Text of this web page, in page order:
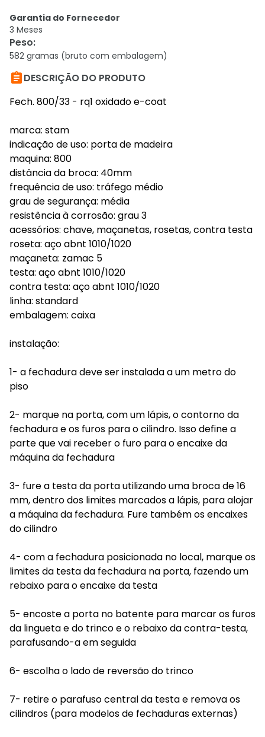
Garantia do Fornecedor
3 Meses
Peso:
582 gramas (bruto com embalagem)
DESCRIÇÃO DO PRODUTO
Fech. 800/33 - rq1 oxidado e-coat
marca: stam
indicação de uso: porta de madeira
maquina: 800
distância da broca: 40mm
frequência de uso: tráfego médio
grau de segurança: média
resistência à corrosão: grau 3
acessórios: chave, maçanetas, rosetas, contra testa
roseta: aço abnt 1010/1020
maçaneta: zamac 5
testa: aço abnt 1010/1020
contra testa: aço abnt 1010/1020
linha: standard
embalagem: caixa
instalação:
1- a fechadura deve ser instalada a um metro do
piso
2- marque na porta, com um lápis, o contorno da
fechadura e os furos para o cilindro. Isso define a
parte que vai receber o furo para o encaixe da
máquina da fechadura
3- fure a testa da porta utilizando uma broca de 16
mm, dentro dos limites marcados a lápis, para alojar
a máquina da fechadura. Fure também os encaixes
do cilindro
4- com a fechadura posicionada no local, marque os
limites da testa da fechadura na porta, fazendo um
rebaixo para o encaixe da testa
5- encoste a porta no batente para marcar os furos
da lingueta e do trinco e o rebaixo da contra-testa,
parafusando-a em seguida
6- escolha o lado de reversão do trinco
7- retire o parafuso central da testa e remova os
cilindros (para modelos de fechaduras externas)